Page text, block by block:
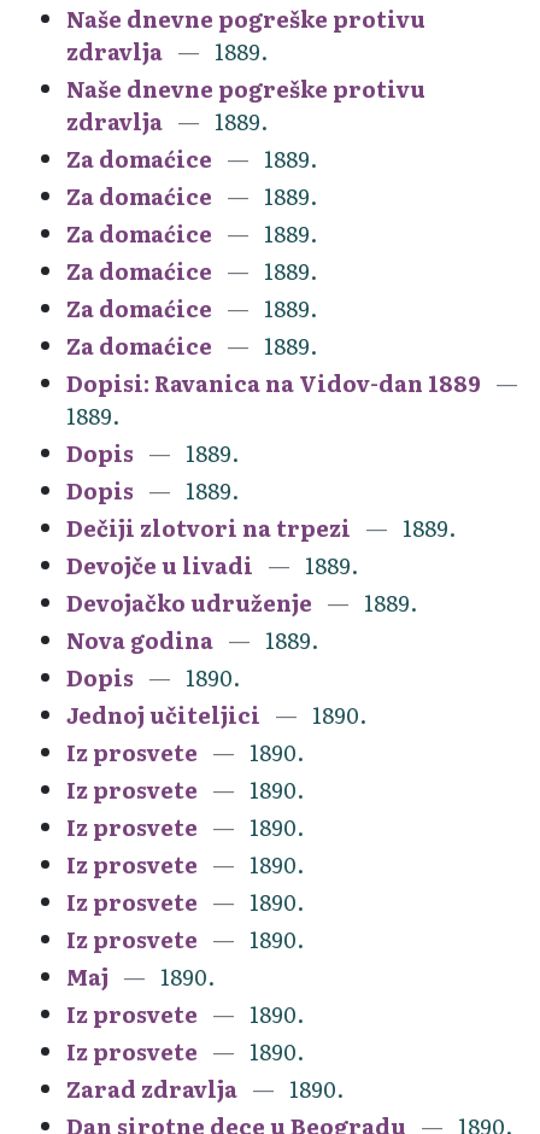
Naše dnevne pogreške protivu
zdravlja
1889.
Naše dnevne pogreške protivu
zdravlja
1889.
Za domaćice
1889.
Za domaćice
1889.
Za domaćice
1889.
Za domaćice
1889.
Za domaćice
1889.
Za domaćice
1889.
Dopisi: Ravanica na Vidov-dan 1889
1889.
Dopis
1889.
Dopis
1889.
Dečiji zlotvori na trpezi
1889.
Devojče u livadi
1889.
Devojačko udruženje
1889.
Nova godina
1889.
Dopis
1890.
Jednoj učiteljici
1890.
Iz prosvete
1890.
Iz prosvete
1890.
Iz prosvete
1890.
Iz prosvete
1890.
Iz prosvete
1890.
Iz prosvete
1890.
Maj
1890.
Iz prosvete
1890.
Iz prosvete
1890.
Zarad zdravlja
1890.
Dan sirotne dece u Beogradu
1890.